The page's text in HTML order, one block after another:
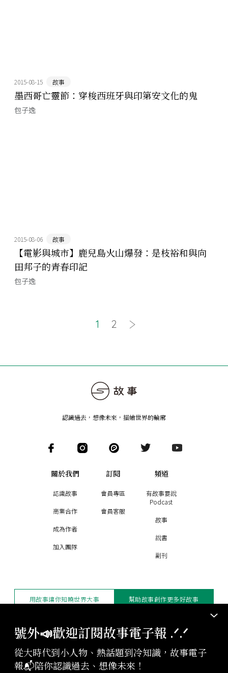
2015-08-15 故事
墨西哥亡靈節：穿梭西班牙與印第安文化的鬼
包子逸
2015-08-06 故事
【電影與城市】鹿兒島火山爆發：是枝裕和與向
田邦子的青春印記
包子逸
1 2
號外📣歡迎訂閱故事電子報 .ᐟ‪‪.ᐟ
從大時代到小人物、熱話題到冷知識，故事電子
報📬陪你認識過去、想像未來！
認識過去，想像未來 ， 描繪世界的輪廓
關於我們
認識故事
商業合作
成為作者
加入團隊
訂閱
會員專區
會員客服
頻道
有故事要說
Podcast
故事
說書
副刊
版權聲明與轉載規範
授權與合作：contact@storystudio.tw
用故事讓你知曉世界大事 幫助故事創作更多好故事